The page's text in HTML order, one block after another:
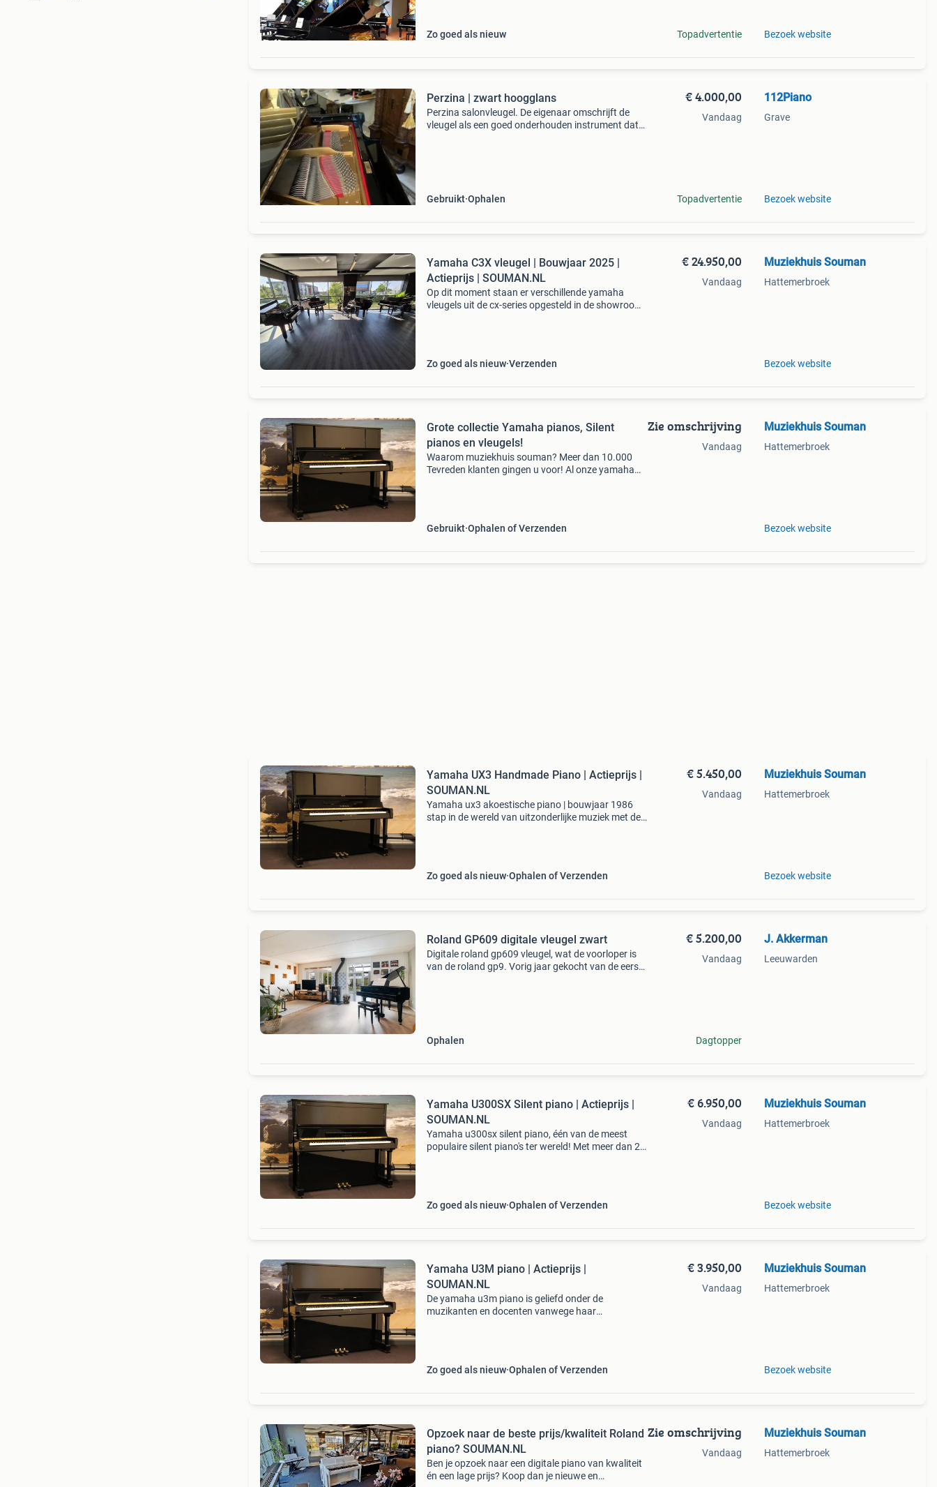
Zo goed als nieuw Topadvertentie Bezoek website
Perzina | zwart hoogglans
Perzina salonvleugel. De eigenaar omschrijft de
vleugel als een goed onderhouden instrument dat
Gebruikt Ophalen
€ 4.000,00
Vandaag
Topadvertentie
112Piano
Grave
Bezoek website
Yamaha C3X vleugel | Bouwjaar 2025 |
Actieprijs | SOUMAN.NL
Op dit moment staan er verschillende yamaha
vleugels uit de cx-series opgesteld in de showroom
Zo goed als nieuw Verzenden
€ 24.950,00
Vandaag
Muziekhuis Souman
Hattemerbroek
Bezoek website
Grote collectie Yamaha pianos, Silent
pianos en vleugels!
Waarom muziekhuis souman? Meer dan 10.000
Tevreden klanten gingen u voor! Al onze yamaha
Gebruikt Ophalen of Verzenden
Zie omschrijving
Vandaag
Muziekhuis Souman
Hattemerbroek
Bezoek website
Yamaha UX3 Handmade Piano | Actieprijs |
SOUMAN.NL
Yamaha ux3 akoestische piano | bouwjaar 1986
stap in de wereld van uitzonderlijke muziek met de
Zo goed als nieuw Ophalen of Verzenden
€ 5.450,00
Vandaag
Muziekhuis Souman
Hattemerbroek
Bezoek website
Roland GP609 digitale vleugel zwart
Digitale roland gp609 vleugel, wat de voorloper is
van de roland gp9. Vorig jaar gekocht van de eerste
Ophalen
€ 5.200,00
Vandaag
Dagtopper
J. Akkerman
Leeuwarden
Yamaha U300SX Silent piano | Actieprijs |
SOUMAN.NL
Yamaha u300sx silent piano, één van de meest
populaire silent piano's ter wereld! Met meer dan 20
Zo goed als nieuw Ophalen of Verzenden
€ 6.950,00
Vandaag
Muziekhuis Souman
Hattemerbroek
Bezoek website
Yamaha U3M piano | Actieprijs |
SOUMAN.NL
De yamaha u3m piano is geliefd onder de
muzikanten en docenten vanwege haar
Zo goed als nieuw Ophalen of Verzenden
€ 3.950,00
Vandaag
Muziekhuis Souman
Hattemerbroek
Bezoek website
Opzoek naar de beste prijs/kwaliteit Roland
piano? SOUMAN.NL
Ben je opzoek naar een digitale piano van kwaliteit
én een lage prijs? Koop dan je nieuwe en
Zie omschrijving
Vandaag
Muziekhuis Souman
Hattemerbroek